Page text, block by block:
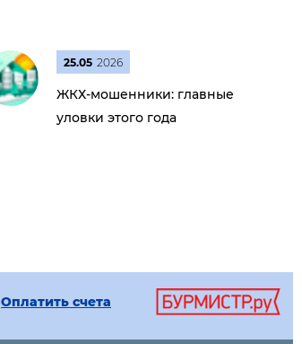
25.05 2026
ЖКХ-мошенники: главные
уловки этого года
Оплатить счета